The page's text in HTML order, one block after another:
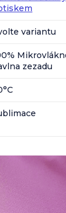
variantu
zezadu